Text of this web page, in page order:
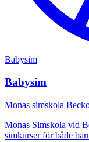
Babysim
Babysim
Monas simskola
Monas Simskola vid
simkurser för både